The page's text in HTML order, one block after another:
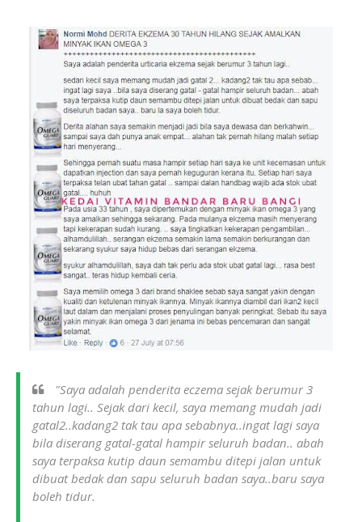
"Saya adalah penderita eczema sejak berumur 3
tahun lagi.. Sejak dari kecil, saya memang mudah jadi
gatal2..kadang2 tak tau apa sebabnya..ingat lagi saya
bila diserang gatal-gatal hampir seluruh badan.. abah
saya terpaksa kutip daun semambu ditepi jalan untuk
dibuat bedak dan sapu seluruh badan saya..baru saya
boleh tidur.